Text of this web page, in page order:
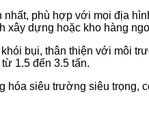
phù hợp với mọi địa
xây dựng hoặc kho hàng
bụi, thân thiện với môi
1.5 đến 3.5 tấn.
hóa siêu trường siêu trọng,